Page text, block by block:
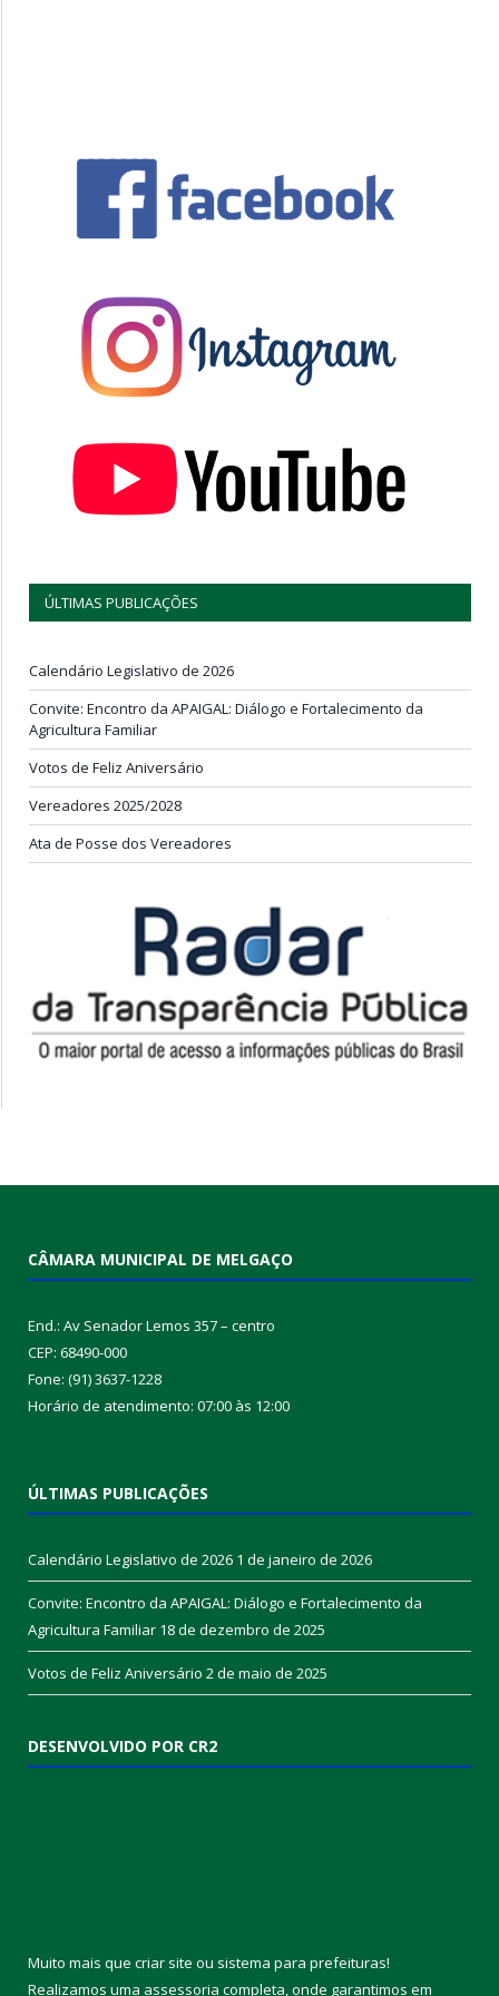
ÚLTIMAS PUBLICAÇÕES
Calendário Legislativo de 2026
Convite: Encontro da APAIGAL: Diálogo e Fortalecimento da
Agricultura Familiar
Votos de Feliz Aniversário
Vereadores 2025/2028
Ata de Posse dos Vereadores
CÂMARA MUNICIPAL DE MELGAÇO
End.: Av Senador Lemos 357 – centro
CEP: 68490-000
Fone: (91) 3637-1228
Horário de atendimento: 07:00 às 12:00
ÚLTIMAS PUBLICAÇÕES
Calendário Legislativo de 2026 1 de janeiro de 2026
Convite: Encontro da APAIGAL: Diálogo e Fortalecimento da
Agricultura Familiar 18 de dezembro de 2025
Votos de Feliz Aniversário 2 de maio de 2025
DESENVOLVIDO POR CR2
Muito mais que criar site ou sistema para prefeituras!
Realizamos uma assessoria completa, onde garantimos em